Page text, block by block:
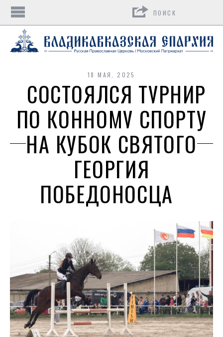
18 МАЯ, 2025
СОСТОЯЛСЯ ТУРНИР
ПО КОННОМУ СПОРТУ
НА КУБОК СВЯТОГО
ГЕОРГИЯ
ПОБЕДОНОСЦА